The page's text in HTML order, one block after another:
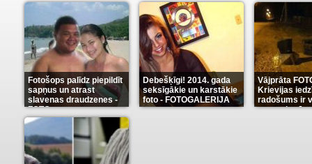
Fotošops palīdz piepildīt
sapņus un atrast
slavenas draudzenes -
FOTO(13)
Debešķīgi! 2014. gada
seksīgākie un karstākie
foto - FOTOGALERIJA
(9)
Vājprāta
Krievijas
radošums ir